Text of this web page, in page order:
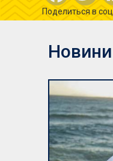
Поделиться в
Новини